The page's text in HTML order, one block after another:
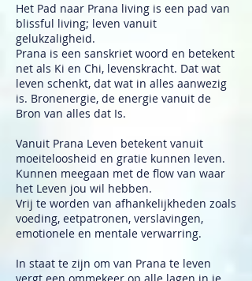
Het Pad naar Prana living is een pad van
blissful living; leven vanuit
gelukzaligheid.
Prana is een sanskriet woord en betekent
net als Ki en Chi, levenskracht. Dat wat
leven schenkt, dat wat in alles aanwezig
is. Bronenergie, de energie vanuit de
Bron van alles dat Is.
Vanuit Prana Leven betekent vanuit
moeiteloosheid en gratie kunnen leven.
Kunnen meegaan met de flow van waar
het Leven jou wil hebben.
Vrij te worden van afhankelijkheden zoals
voeding, eetpatronen, verslavingen,
emotionele en mentale verwarring.
In staat te zijn om van Prana te leven